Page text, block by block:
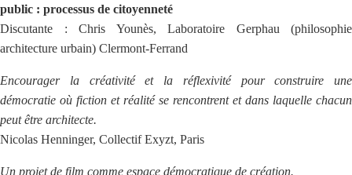
public : processus de citoyenneté
Discutante : Chris Younès, Laboratoire Gerphau (philosophie
architecture urbain) Clermont-Ferrand
Encourager la créativité et la réflexivité pour construire une
démocratie où fiction et réalité se rencontrent et dans laquelle chacun
peut être architecte.
Nicolas Henninger, Collectif Exyzt, Paris
Un projet de film comme espace démocratique de création.